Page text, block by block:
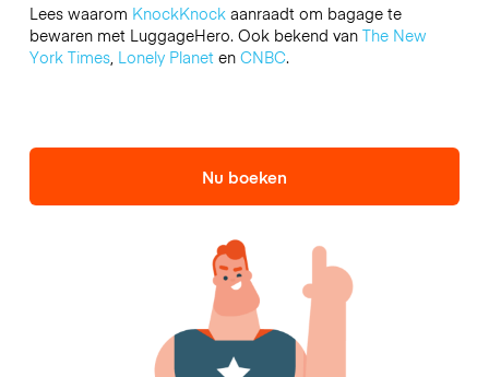
Lees waarom KnockKnockaanraadt om bagage te
bewaren met LuggageHero. Ook bekend van The New
York Times, Lonely Planeten CNBC.
Nu boeken